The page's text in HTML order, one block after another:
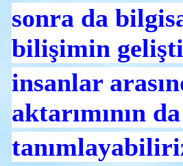
sonra da
bilişimin
insanlar
aktarımının